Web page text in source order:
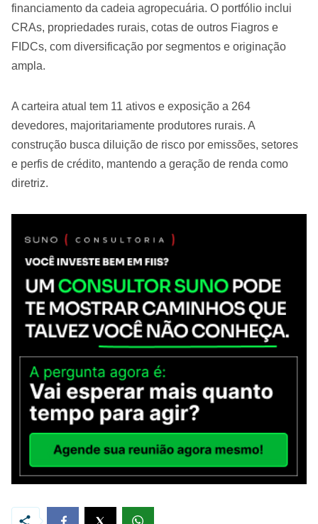
financiamento da cadeia agropecuária. O portfólio inclui
CRAs, propriedades rurais, cotas de outros Fiagros e
FIDCs, com diversificação por segmentos e originação
ampla.
A carteira atual tem 11 ativos e exposição a 264
devedores, majoritariamente produtores rurais. A
construção busca diluição de risco por emissões, setores
e perfis de crédito, mantendo a geração de renda como
diretriz.